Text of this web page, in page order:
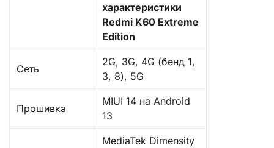
характеристики
Redmi K60 Extreme
Edition
Сеть
2G, 3G, 4G (бенд 1,
3, 8), 5G
Прошивка
MIUI 14 на Android
13
MediaTek Dimensity